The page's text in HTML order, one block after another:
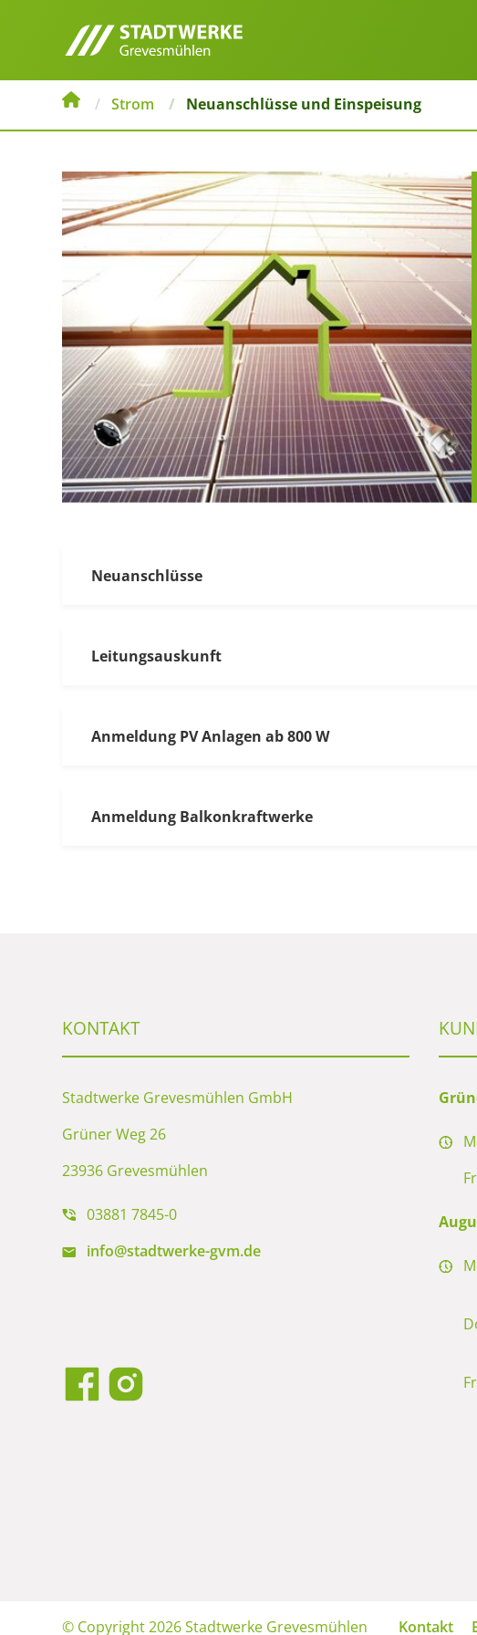
Strom Neuanschlüsse und Einspeisung
Neuanschlüsse
Leitungsauskunft
Anmeldung PV Anlagen ab 800 W
Anmeldung Balkonkraftwerke
KONTAKT
Stadtwerke Grevesmühlen GmbH
Grüner Weg 26
23936 Grevesmühlen
03881 7845-0
info@stadtwerke-gvm.de
© Copyright 2026 Stadtwerke Grevesmühlen Navigation
Kontakt